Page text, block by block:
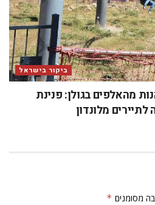
ביקור בישראל
מהאלפים בגולן: פנינת
מלונדון
מסומנים *